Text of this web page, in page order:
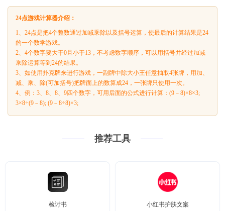
24点游戏计算器介绍：
1、24点是把4个整数通过加减乘除以及括号运算，使最后的计算结果是24
的一个数学游戏。
2、4个数字要大于0且小于13，不考虑数字顺序，可以用括号并经过加减
乘除运算等到24的结果。
3、如使用扑克牌来进行游戏，一副牌中除大小王任意抽取4张牌，用加、
减、乘、除(可加括号)把牌面上的数算成24，一张牌只使用一次。
4、例：3、8、8、9四个数字，可用后面的公式进行计算：(9－8)×8×3;
3×8÷(9－8); (9－8÷8)×3;
推荐工具
检讨书 小红书护肤文案